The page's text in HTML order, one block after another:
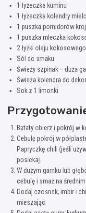
1 łyżeczka kuminu
1 łyżeczka kolendry
1 puszka pomidorów
1 puszka mleczka
2 łyżki oleju
Sól do smaku
Świeży szpinak – duża
Świeża kolendra do
Sok z 1 limonki
Bataty obierz i pokrój w
Cebulę pokrój w
Papryczkę chili (jeśli
posiekaj.
W dużym garnku lub
cebulę i smaż na
Dodaj czosnek, imbir i
mieszając.